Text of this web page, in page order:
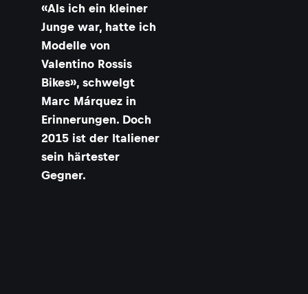
«Als ich ein kleiner
Junge war, hatte ich
Modelle von
Valentino Rossis
Bikes», schwelgt
Marc Márquez in
Erinnerungen. Doch
2015 ist der Italiener
sein härtester
Gegner.